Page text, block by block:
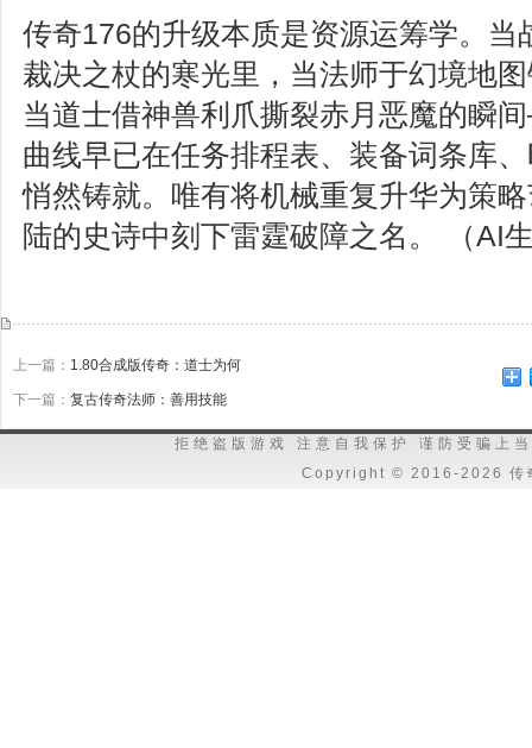
传奇176的升级本质是资源运筹学。当
裁决之杖的寒光里，当法师于幻境地
当道士借神兽利爪撕裂赤月恶魔的瞬
曲线早已在任务排程表、装备词条库
悄然铸就。唯有将机械重复升华为策
陆的史诗中刻下雷霆破障之名。 （AI
上一篇： 1.80合成版传奇：道士为何
下一篇： 复古传奇法师：善用技能
拒绝盗版游戏 注意自我保护 谨防受骗上
Copyright © 2016-2026 传